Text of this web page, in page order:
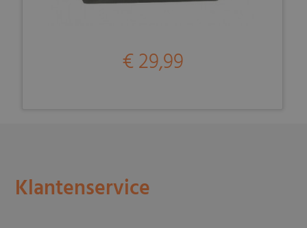
€ 29,99
Klantenservice